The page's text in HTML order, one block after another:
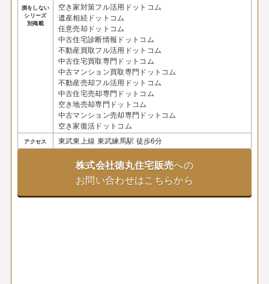
損をしない
シリーズ
別掲載
空き家対策フル活用ドットコム
遺産相続ドットコム
任意売却ドットコム
中古住宅診断情報ドットコム
不動産買取フル活用ドットコム
中古住宅買取専門ドットコム
中古マンション買取専門ドットコム
不動産売却フル活用ドットコム
中古住宅売却専門ドットコム
空き地売却専門ドットコム
中古マンション売却専門ドットコム
空き家復活ドットコム
アクセス 東武東上線 東武練馬駅 徒歩6分
株式会社徳丸住宅販売への
お問い合わせはこちらから